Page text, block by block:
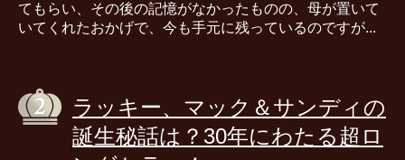
てもらい、その後の記憶がなかったものの、母が置いて
いてくれたおかげで、今も手元に残っているのですが...
ラッキー、マック＆サンディの
誕生秘話は？30年にわたる超ロ